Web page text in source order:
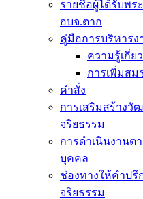
รายชื่อผู้ได้รับพร
อบจ.ตาก
คู่มือการบริหาร
ความรู้เกี่ย
การเพิ่มสม
คำสั่ง
การเสริมสร้างวั
จริยธรรม
การดำเนินงานต
บุคคล
ช่องทางให้คำป
จริยธรรม